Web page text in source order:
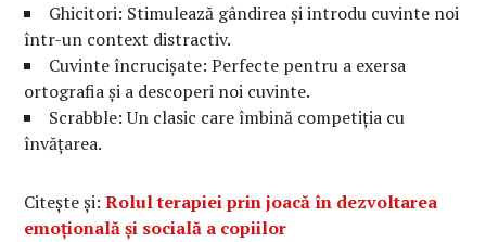
Ghicitori: Stimulează gândirea și introdu cuvinte noi
într-un context distractiv.
Cuvinte încrucișate: Perfecte pentru a exersa
ortografia și a descoperi noi cuvinte.
Scrabble: Un clasic care îmbină competiția cu
învățarea.
Citește și:Rolul terapiei prin joacă în dezvoltarea
emoțională și socială a copiilor